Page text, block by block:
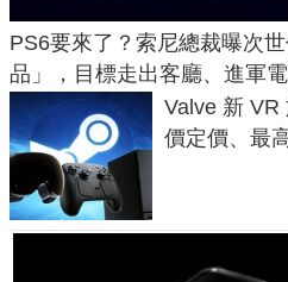
PS6要來了？索尼總裁曝次
品」，目標走出客廳、進軍
Valve 新 VR
價定價、最